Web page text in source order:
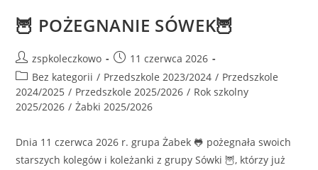
🦉 POŻEGNANIE SÓWEK🦉
zspkoleczkowo
11 czerwca 2026
Bez kategorii / Przedszkole 2023/2024 / Przedszkole
2024/2025 / Przedszkole 2025/2026 / Rok szkolny
2025/2026 / Żabki 2025/2026
Dnia 11 czerwca 2026 r. grupa Żabek 🐸 pożegnała swoich
starszych kolegów i koleżanki z grupy Sówki 🦉, którzy już